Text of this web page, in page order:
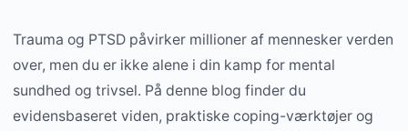
Trauma og PTSD påvirker millioner af mennesker verden
over, men du er ikke alene i din kamp for mental
sundhed og trivsel. På denne blog finder du
evidensbaseret viden, praktiske coping-værktøjer og